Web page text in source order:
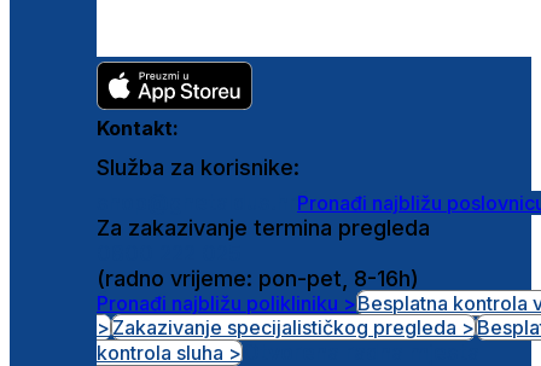
Kontakt:
Služba za korisnike:
Pronađi najbližu
Za zakazivanje termina pregleda
(radno vrijeme: pon-pet, 8-16h)
Pronađi najbližu polikliniku >Besplatna kontrola
>Zakazivanje specijalističkog pregleda >
kontrola sluha >